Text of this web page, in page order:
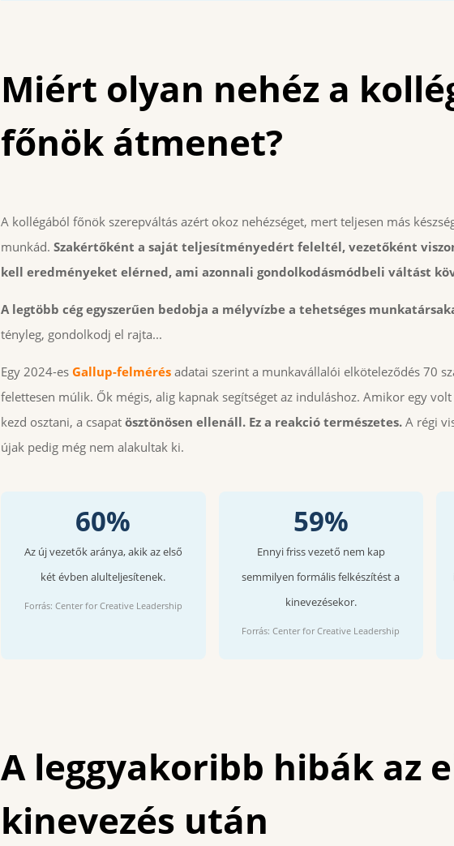
Miért olyan nehéz a
főnök átmenet?
A kollégából főnök szerepváltás azért okoz nehézséget, mert teljesen más
munkád. Szakértőként a saját teljesítményedért feleltél, vezetőként
kell eredményeket elérned, ami azonnali gondolkodásmódbeli váltást
A legtöbb cég egyszerűen bedobja a mélyvízbe a tehetséges
tényleg, gondolkodj el rajta...
Egy 2024-es Gallup-felmérésadatai szerint a munkavállalói elköteleződés 70
felettesen múlik. Ők mégis, alig kapnak segítséget az induláshoz. Amikor egy
kezd osztani, a csapat ösztönösen ellenáll. Ez a reakció természetes.A régi
újak pedig még nem alakultak ki.
60%
Az új vezetők aránya, akik az első
két évben alulteljesítenek.
Forrás: Center for Creative Leadership
59%
Ennyi friss vezető nem kap
semmilyen formális felkészítést a
kinevezésekor.
Forrás: Center for Creative Leadership
A leggyakoribb hibák az
kinevezés után